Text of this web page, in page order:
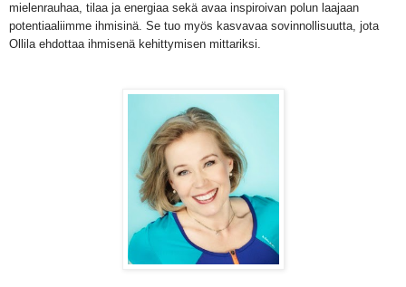
mielenrauhaa, tilaa ja energiaa sekä avaa inspiroivan polun laajaan
potentiaaliimme ihmisinä. Se tuo myös kasvavaa sovinnollisuutta, jota
Ollila ehdottaa ihmisenä kehittymisen mittariksi.